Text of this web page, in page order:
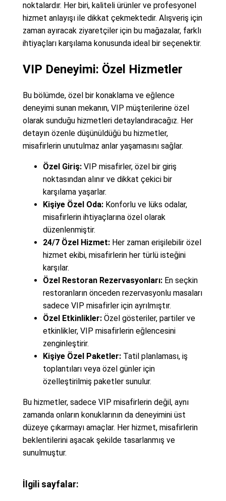
noktalardır. Her biri, kaliteli ürünler ve profesyonel
hizmet anlayışı ile dikkat çekmektedir. Alışveriş için
zaman ayıracak ziyaretçiler için bu mağazalar, farklı
ihtiyaçları karşılama konusunda ideal bir seçenektir.
VIP Deneyimi: Özel Hizmetler
Bu bölümde, özel bir konaklama ve eğlence
deneyimi sunan mekanın, VIP müşterilerine özel
olarak sunduğu hizmetleri detaylandıracağız. Her
detayın özenle düşünüldüğü bu hizmetler,
misafirlerin unutulmaz anlar yaşamasını sağlar.
Özel Giriş:VIP misafirler, özel bir giriş
noktasından alınır ve dikkat çekici bir
karşılama yaşarlar.
Kişiye Özel Oda:Konforlu ve lüks odalar,
misafirlerin ihtiyaçlarına özel olarak
düzenlenmiştir.
24/7 Özel Hizmet:Her zaman erişilebilir özel
hizmet ekibi, misafirlerin her türlü isteğini
karşılar.
Özel Restoran Rezervasyonları:En seçkin
restoranların önceden rezervasyonlu masaları
sadece VIP misafirler için ayrılmıştır.
Özel Etkinlikler:Özel gösteriler, partiler ve
etkinlikler, VIP misafirlerin eğlencesini
zenginleştirir.
Kişiye Özel Paketler:Tatil planlaması, iş
toplantıları veya özel günler için
özelleştirilmiş paketler sunulur.
Bu hizmetler, sadece VIP misafirlerin değil, aynı
zamanda onların konuklarının da deneyimini üst
düzeye çıkarmayı amaçlar. Her hizmet, misafirlerin
beklentilerini aşacak şekilde tasarlanmış ve
sunulmuştur.
İlgili sayfalar: